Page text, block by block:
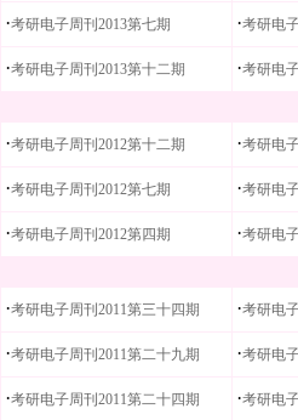
·考研电子周刊2013第七期 ·考研电
·考研电子周刊2013第十二期 ·考研电
·考研电子周刊2012第十二期 ·考研电
·考研电子周刊2012第七期 ·考研电
·考研电子周刊2012第四期 ·考研电
·考研电子周刊2011第三十四期 ·考研电
·考研电子周刊2011第二十九期 ·考研电
·考研电子周刊2011第二十四期 ·考研电